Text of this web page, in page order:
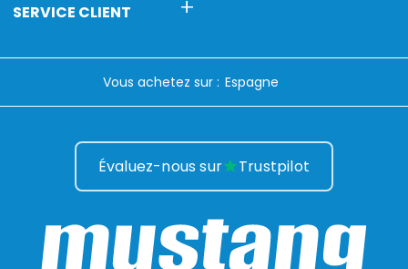
SERVICE CLIENT
Vous achetez sur :
Évaluez-nous sur Trustpilot